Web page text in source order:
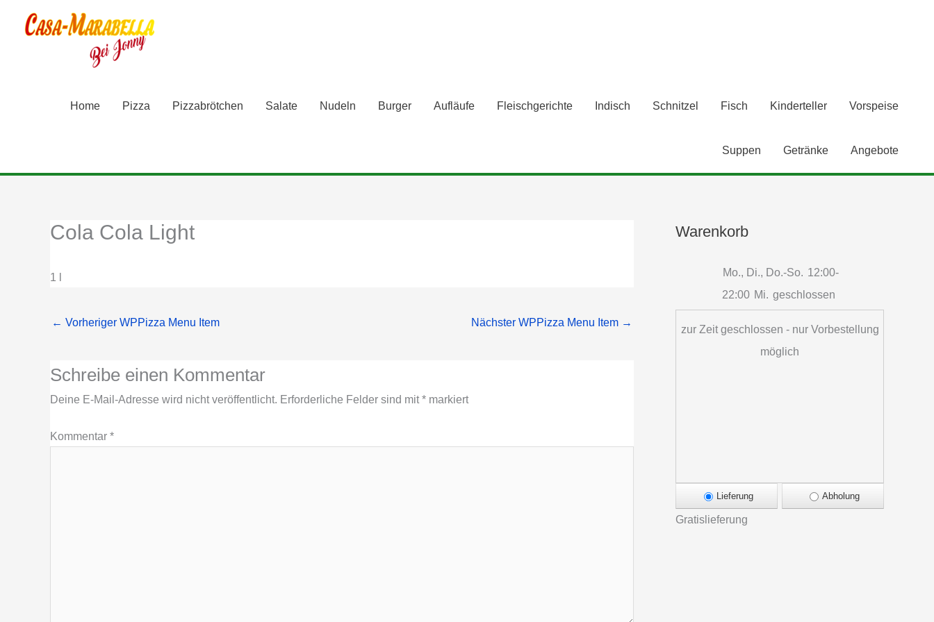
Inhalt
Home Pizza Pizzabrötchen Salate Nudeln Burger Aufläufe Fleischgerichte Indisch Schnitzel Fisch Kinderteller Vorspeise
Suppen Getränke Angebote
Cola Cola Light
1 l
← Vorheriger WPPizza Menu Item Nächster WPPizza Menu Item →
Schreibe einen Kommentar
Deine E-Mail-Adresse wird nicht veröffentlicht. Erforderliche Felder sind mit* markiert
Kommentar *
Warenkorb
Mo., Di., Do.-So. 12:00-
22:00 Mi. geschlossen
zur Zeit geschlossen - nur Vorbestellung
möglich
Lieferung Abholung
Gratislieferung